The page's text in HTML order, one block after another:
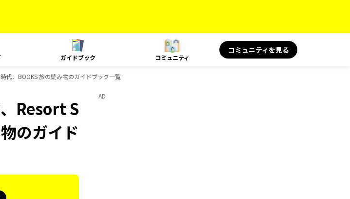
ガイドブック コミュニティ
コミュニティを見る
代、BOOKS 旅の読み物のガイドブック一覧
Resort S
のガイド
AD